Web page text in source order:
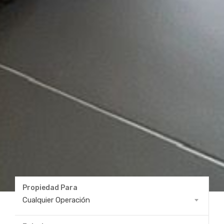
Propiedad Para
Cualquier Operación
Propiedad
Para